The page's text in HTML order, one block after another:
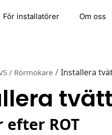
För installatörer Om oss
/ Rörmokare / Installera
efter ROT